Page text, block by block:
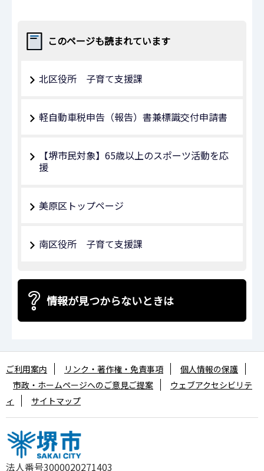
このページも読まれています
北区役所 子育て支援課
軽自動車税申告（報告）書兼標識交付申請書
【堺市民対象】65歳以上のスポーツ活動を応
援
美原区トップページ
南区役所 子育て支援課
情報が見つからないときは
法人番号3000020271403
ご利用案内 リンク・著作権・免責事項
個人情報の保護
市政・ホームページへのご意見ご提案
ウェブアクセシビリテ
ィ
サイトマップ